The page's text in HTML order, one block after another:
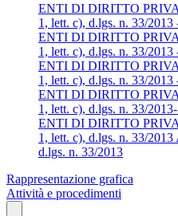
ENTI DI DIRITTO
1, lett. c), d.lgs. n. 33/
ENTI DI DIRITTO
1, lett. c), d.lgs. n. 33/
ENTI DI DIRITTO
1, lett. c), d.lgs. n. 33/2013
ENTI DI DIRITTO
1, lett. c), d.lgs. n. 33/
ENTI DI DIRITTO
1, lett. c), d.lgs. n. 33/
d.lgs. n. 33/2013
Rappresentazione grafica
Attività e procedimenti